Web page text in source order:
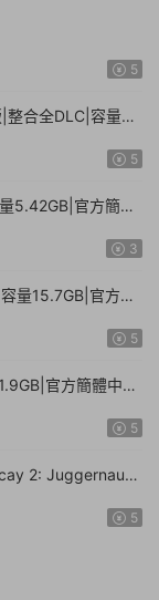
5
整合全DLC|容量
5
5.42GB|官方簡體
3
量15.7GB|官方簡
5
官方簡體中
5
2: Juggernaut
5